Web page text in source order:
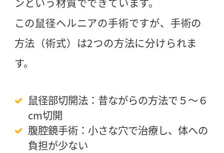
この鼠径ヘルニアの手術ですが、手術の
方法（術式）は2つの方法に分けられま
す。
鼠径部切開法：昔ながらの方法で５〜６
cm切開
腹腔鏡手術：小さな穴で治療し、体への
負担が少ない